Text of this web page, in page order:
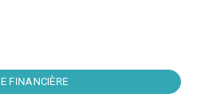
FINANCIÈRE